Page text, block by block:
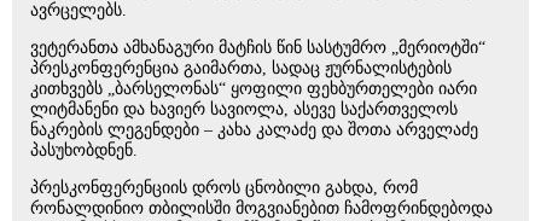
ავრცელებს.
ვეტერანთა ამხანაგური მატჩის წინ სასტუმრო „მერიოტში“
პრესკონფერენცია გაიმართა, სადაც ჟურნალისტების
კითხვებს „ბარსელონას“ ყოფილი ფეხბურთელები იარი
ლიტმანენი და ხავიერ სავიოლა, ასევე საქართველოს
ნაკრების ლეგენდები – კახა კალაძე და შოთა არველაძე
პასუხობდნენ.
პრესკონფერენციის დროს ცნობილი გახდა, რომ
რონალდინიო თბილისში მოგვიანებით ჩამოფრინდებოდა